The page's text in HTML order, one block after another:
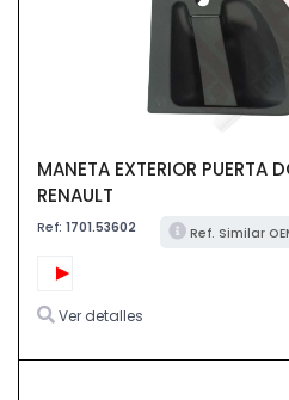
MANETA EXTERIOR PUERTA
RENAULT
Ref: 1701.53602 Ref. Similar
Ver detalles